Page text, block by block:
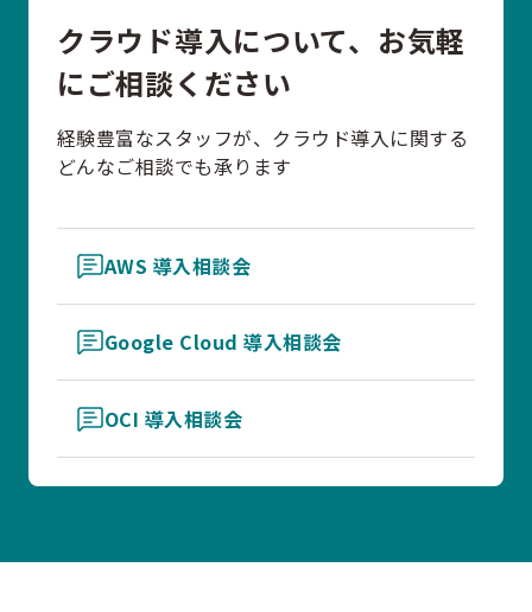
クラウド導入について、お気軽
にご相談ください
経験豊富なスタッフが、クラウド導入に関する
どんなご相談でも承ります
AWS 導入相談会
Google Cloud 導入相談会
OCI 導入相談会